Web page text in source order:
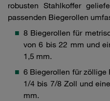
robusten Stahlkoffer
passenden Biegerollen
8 Biegerollen für
von 6 bis 22 mm und
1,5 mm.
6 Biegerollen für zöllige
1/4 bis 7/8 Zoll und
mm.